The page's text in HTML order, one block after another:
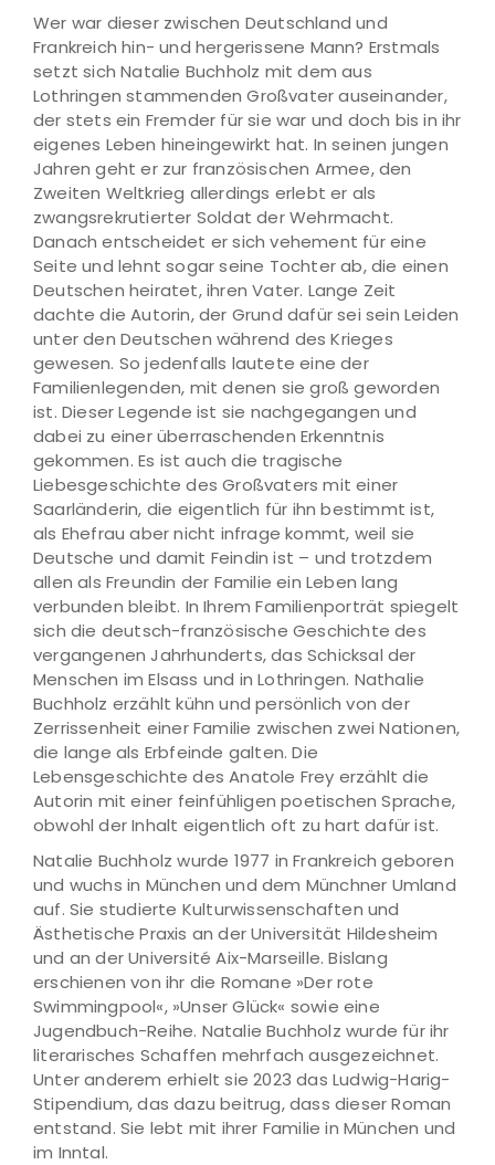
Wer war dieser zwischen Deutschland und
Frankreich hin- und hergerissene Mann? Erstmals
setzt sich Natalie Buchholz mit dem aus
Lothringen stammenden Großvater auseinander,
der stets ein Fremder für sie war und doch bis in ihr
eigenes Leben hineingewirkt hat. In seinen jungen
Jahren geht er zur französischen Armee, den
Zweiten Weltkrieg allerdings erlebt er als
zwangsrekrutierter Soldat der Wehrmacht.
Danach entscheidet er sich vehement für eine
Seite und lehnt sogar seine Tochter ab, die einen
Deutschen heiratet, ihren Vater. Lange Zeit
dachte die Autorin, der Grund dafür sei sein Leiden
unter den Deutschen während des Krieges
gewesen. So jedenfalls lautete eine der
Familienlegenden, mit denen sie groß geworden
ist. Dieser Legende ist sie nachgegangen und
dabei zu einer überraschenden Erkenntnis
gekommen. Es ist auch die tragische
Liebesgeschichte des Großvaters mit einer
Saarländerin, die eigentlich für ihn bestimmt ist,
als Ehefrau aber nicht infrage kommt, weil sie
Deutsche und damit Feindin ist – und trotzdem
allen als Freundin der Familie ein Leben lang
verbunden bleibt. In Ihrem Familienporträt spiegelt
sich die deutsch-französische Geschichte des
vergangenen Jahrhunderts, das Schicksal der
Menschen im Elsass und in Lothringen. Nathalie
Buchholz erzählt kühn und persönlich von der
Zerrissenheit einer Familie zwischen zwei Nationen,
die lange als Erbfeinde galten. Die
Lebensgeschichte des Anatole Frey erzählt die
Autorin mit einer feinfühligen poetischen Sprache,
obwohl der Inhalt eigentlich oft zu hart dafür ist.
Natalie Buchholz wurde 1977 in Frankreich geboren
und wuchs in München und dem Münchner Umland
auf. Sie studierte Kulturwissenschaften und
Ästhetische Praxis an der Universität Hildesheim
und an der Université Aix-Marseille. Bislang
erschienen von ihr die Romane »Der rote
Swimmingpool«, »Unser Glück« sowie eine
Jugendbuch-Reihe. Natalie Buchholz wurde für ihr
literarisches Schaffen mehrfach ausgezeichnet.
Unter anderem erhielt sie 2023 das Ludwig-Harig-
Stipendium, das dazu beitrug, dass dieser Roman
entstand. Sie lebt mit ihrer Familie in München und
im Inntal.